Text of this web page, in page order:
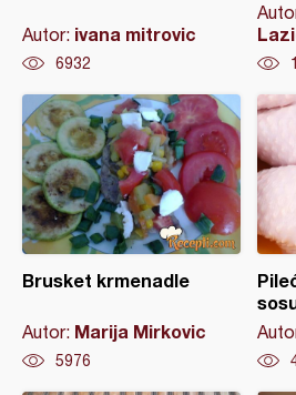
Autor: ivana mitrovic
6932
Brusket krmenadle
Autor: Marija Mirkovic
5976